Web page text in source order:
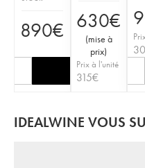
890€ 630€
(mise à
prix)
Prix à l'unité
315€
IDEALWINE VOUS